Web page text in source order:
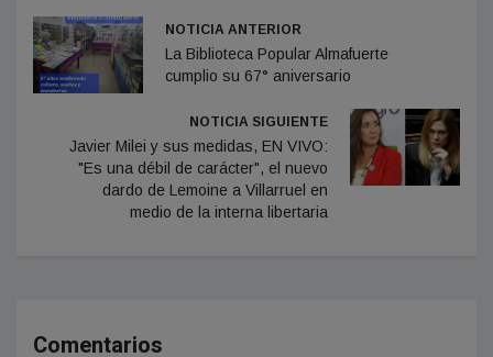
NOTICIA ANTERIOR
La Biblioteca Popular Almafuerte
cumplio su 67° aniversario
NOTICIA SIGUIENTE
Javier Milei y sus medidas, EN VIVO:
"Es una débil de carácter", el nuevo
dardo de Lemoine a Villarruel en
medio de la interna libertaria
Comentarios